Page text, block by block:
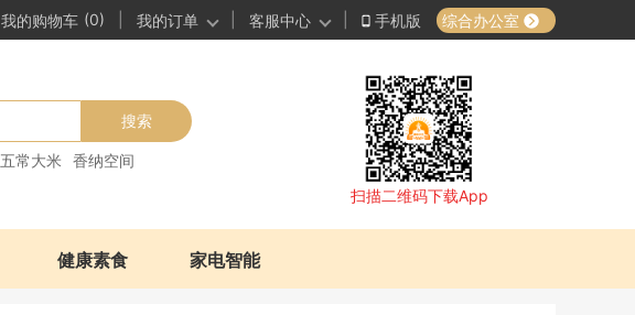
我的购物车 (0) 我的订单 客服中心 手机版 综合办公室
搜索
五常大米
香纳空间
扫描二维码下载App
健康素食 家电智能